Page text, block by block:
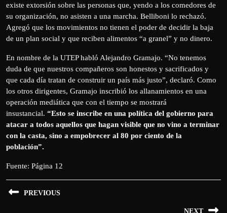
existe extorsión sobre las personas que, yendo a los comedores de
su organización, no asisten a una marcha. Belliboni lo rechazó.
Agregó que los movimientos no tienen el poder de decidir la baja
de un plan social y que reciben alimentos “a granel” y no dinero.
En nombre de la UTEP habló Alejandro Gramajo. “No tenemos
duda de que nuestros compañeros son honestos y sacrificados y
que cada día tratan de construir un país más justo”, declaró. Como
los otros dirigentes, Gramajo inscribió los allanamientos en una
operación mediática que con el tiempo se mostrará
insustancial. “Esto se inscribe en una política del gobierno para
atacar a todos aquellos que hagan visible que no vino a terminar
con la casta, sino a empobrecer al 80 por ciento de la
población”.
Fuente: Página 12
PREVIOUS
NEXT